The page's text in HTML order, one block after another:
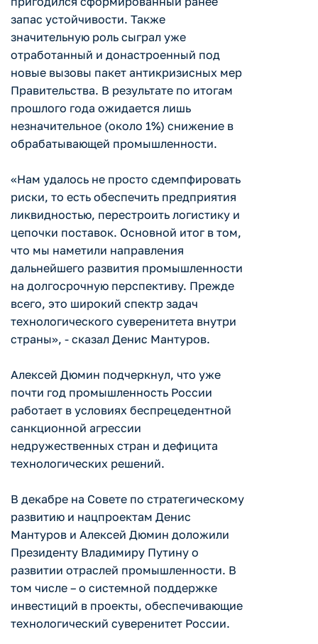
запас устойчивости. Также
значительную роль сыграл уже
отработанный и донастроенный под
новые вызовы пакет антикризисных мер
Правительства. В результате по итогам
прошлого года ожидается лишь
незначительное (около 1%) снижение в
обрабатывающей промышленности.
«Нам удалось не просто сдемпфировать
риски, то есть обеспечить предприятия
ликвидностью, перестроить логистику и
цепочки поставок. Основной итог в том,
что мы наметили направления
дальнейшего развития промышленности
на долгосрочную перспективу. Прежде
всего, это широкий спектр задач
технологического суверенитета внутри
страны», - сказал Денис Мантуров.
Алексей Дюмин подчеркнул, что уже
почти год промышленность России
работает в условиях беспрецедентной
санкционной агрессии
недружественных стран и дефицита
технологических решений.
В декабре на Совете по стратегическому
развитию и нацпроектам Денис
Мантуров и Алексей Дюмин доложили
Президенту Владимиру Путину о
развитии отраслей промышленности. В
том числе – о системной поддержке
инвестиций в проекты, обеспечивающие
технологический суверенитет России.